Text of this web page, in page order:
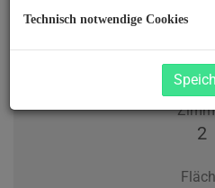
Stilvolle
2
Technisch notwendige Cookies